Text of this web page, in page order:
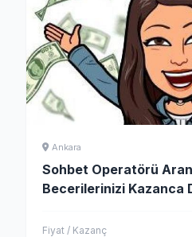
Ankara
Sohbet Operatörü
Becerilerinizi Kazanca
Fiyat / Kazanç